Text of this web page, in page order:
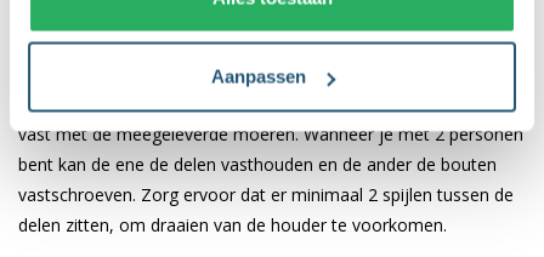
Aanpassen
Plaatst de aluminium delen van de vlaggenstokhouder op de
gewenste locatie, haal de bouten door de gaten en zet deze
vast met de meegeleverde moeren. Wanneer je met 2 personen
bent kan de ene de delen vasthouden en de ander de bouten
vastschroeven. Zorg ervoor dat er minimaal 2 spijlen tussen de
delen zitten, om draaien van de houder te voorkomen.